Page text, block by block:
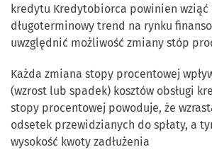
kredytu Kredytobiorca powinien wziąć
długoterminowy trend na rynku
uwzględnić możliwość zmiany stóp
Każda zmiana stopy procentowej
(wzrost lub spadek) kosztów obsługi
stopy procentowej powoduje, że
odsetek przewidzianych do spłaty, a
wysokość kwoty zadłużenia